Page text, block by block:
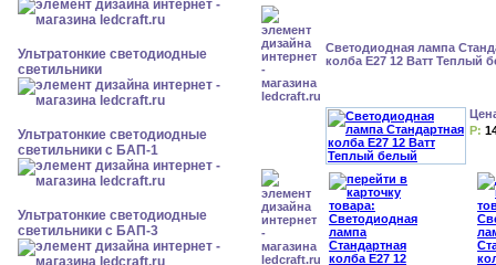
Ультратонкие светодиодные
светильники
Ультратонкие светодиодные
светильники с БАП-1
Ультратонкие светодиодные
светильники с БАП-3
Светодиодная лампа
колба Е27 12 Ватт Теплый
Р: